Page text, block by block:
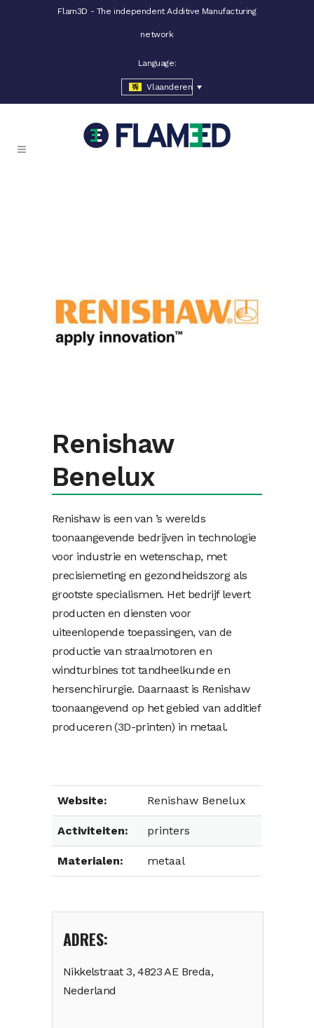
Flam3D - The independent Additive Manufacturing
network
Language:
Vlaanderen
Renishaw
Benelux
Renishaw is een van ’s werelds
toonaangevende bedrijven in technologie
voor industrie en wetenschap, met
precisiemeting en gezondheidszorg als
grootste specialismen. Het bedrijf levert
producten en diensten voor
uiteenlopende toepassingen, van de
productie van straalmotoren en
windturbines tot tandheelkunde en
hersenchirurgie. Daarnaast is Renishaw
toonaangevend op het gebied van additief
produceren (3D-printen) in metaal.
Website: Renishaw Benelux
Activiteiten: printers
Materialen: metaal
ADRES:
Nikkelstraat 3, 4823 AE Breda,
Nederland